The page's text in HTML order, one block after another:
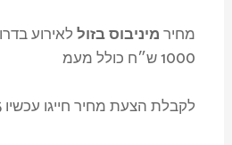
מחירמיניבוס בזול
1000 ש״ח כולל מעמ
לקבלת הצעת מחיר חייגו עכשיו 0733745525